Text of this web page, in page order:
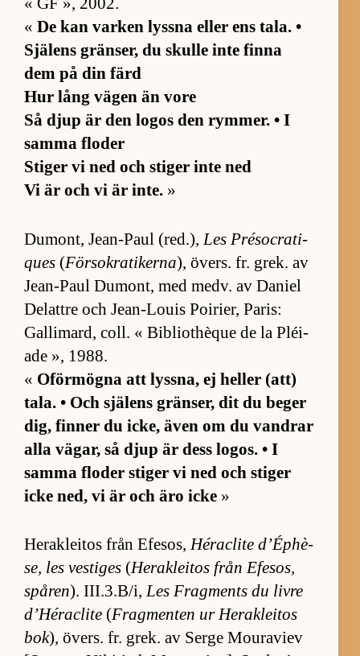
« De kan var­ken lyssna el­ler ens ta­la. •
Sjä­lens grän­ser, du skulle inte finna
dem på din färd
Hur lång vä­gen än vore
Så djup är den lo­gos den rym­mer. • I
samma flo­der
Sti­ger vi ned och sti­ger inte ned
Vi är och vi är in­te. »
Du­mont, Jean-Paul (red.), Les Pré­so­cra­ti­
ques (Försokratikerna), övers. fr. grek. av
Jean-Paul Du­mont, med medv. av Da­niel
De­l­attre och Jean-Louis Poi­ri­er, Pa­ris:
Gal­li­mard, coll. « Bib­li­ot­hè­que de la Pléi­
ade », 1988.
« Oför­mögna att lyss­na, ej hel­ler (att)
ta­la. • Och sjä­lens grän­ser, dit du be­ger
dig, fin­ner du icke, även om du vand­rar
alla vä­gar, så djup är dess lo­gos. • I
samma flo­der sti­ger vi ned och sti­ger
icke ned, vi är och äro icke »
Herak­le­i­tos från Efe­sos,Héraclite d’Ép­hè­
se, les ve­stiges (Herak­le­i­tos från Efe­sos,
spå­ren). III.3.­B/i,Les Frag­ments du livre
d’Héraclite (Frag­men­ten ur Herak­le­i­tos
bok), övers. fr. grek. av Serge Moura­viev